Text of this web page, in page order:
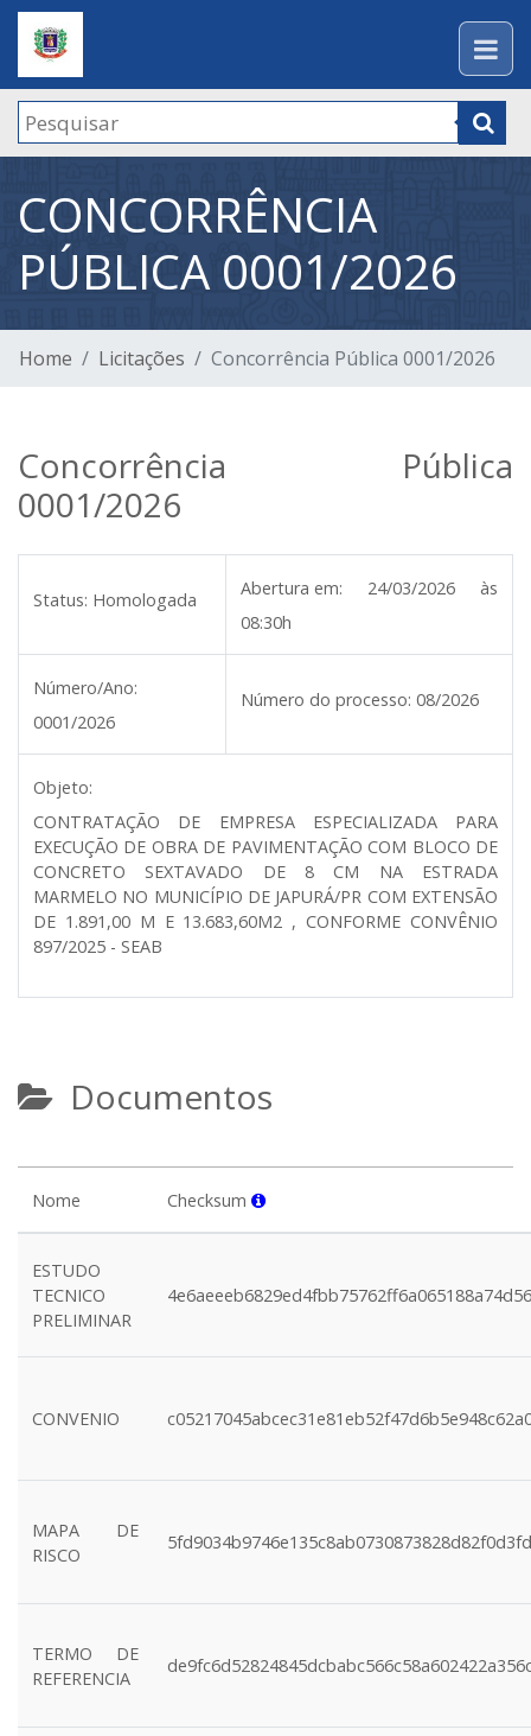
CONCORRÊNCIA
PÚBLICA 0001/2026
Home Licitações Concorrência Pública 0001/2026
Concorrência Pública
0001/2026
Status: Homologada
Abertura em:
24/03/2026 às
08:30h
Número/Ano:
0001/2026
Número do processo: 08/2026
Objeto:
CONTRATAÇÃO DE EMPRESA ESPECIALIZADA PARA
EXECUÇÃO DE OBRA DE PAVIMENTAÇÃO COM BLOCO DE
CONCRETO SEXTAVADO DE 8 CM NA ESTRADA
MARMELO NO MUNICÍPIO DE JAPURÁ/PR COM EXTENSÃO
DE 1.891,00 M E 13.683,60M2 , CONFORME CONVÊNIO
897/2025 - SEAB
Documentos
Nome Checksum
ESTUDO
TECNICO
PRELIMINAR
CONVENIO
MAPA DE
RISCO
TERMO DE
REFERENCIA